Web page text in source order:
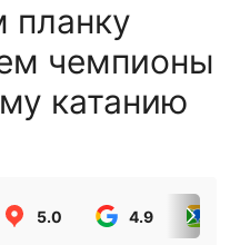
чемпионы
катанию
5.0 4.9